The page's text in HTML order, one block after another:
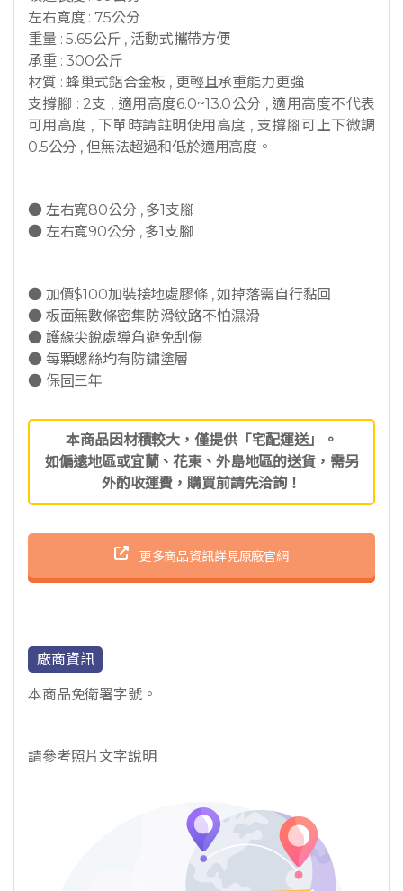
左右寬度 : 75公分
重量 : 5.65公斤 , 活動式攜帶方便
承重 : 300公斤
材質 : 蜂巢式鋁合金板 , 更輕且承重能力更強
支撐腳 : 2支 , 適用高度6.0~13.0公分 , 適用高度不代表
可用高度 , 下單時請註明使用高度 , 支撐腳可上下微調
0.5公分 , 但無法超過和低於適用高度。
● 左右寬80公分 , 多1支腳
● 左右寬90公分 , 多1支腳
● 加價$100加裝接地處膠條 , 如掉落需自行黏回
● 板面無數條密集防滑紋路不怕濕滑
● 護緣尖銳處導角避免刮傷
● 每顆螺絲均有防鏽塗層
● 保固三年
本商品因材積較大，僅提供「宅配運送」。
如偏遠地區或宜蘭、花東、外島地區的送貨，需另
外酌收運費，購買前請先洽詢！
更多商品資訊詳見原廠官網
廠商資訊
本商品免衛署字號。
請參考照片文字說明